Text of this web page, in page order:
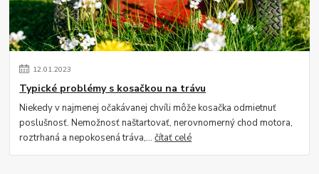
12.01.2023
Typické problémy s kosačkou na trávu
Niekedy v najmenej očakávanej chvíli môže kosačka odmietnuť
poslušnosť. Nemožnosť naštartovať, nerovnomerný chod motora,
roztrhaná a nepokosená tráva,...čítať celé